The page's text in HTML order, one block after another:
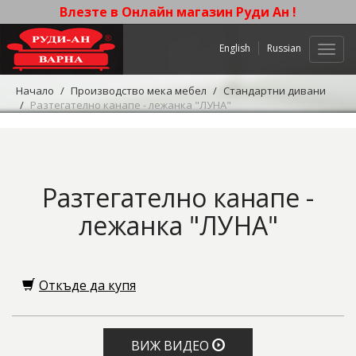
Влезте в Онлайн магазин Руди Ан !
English Russian
Начало Производство мека мебел
Стандартни дивани
Разтегателно канапе - лежанка "ЛУНА"
Разтегателно канапе -
лежанка "ЛУНА"
Откъде да купя
ВИЖ ВИДЕО